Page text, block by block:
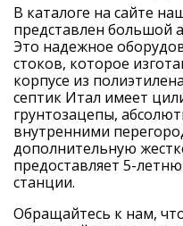
В каталоге на сайте
представлен большой
Это надежное
стоков, которое
корпусе из
септик Итал имеет
грунтозацепы,
внутренними
дополнительную
предоставляет 5-
станции.
Обращайтесь к нам,